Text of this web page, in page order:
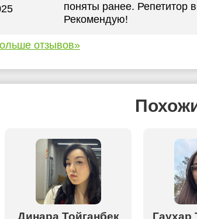
поняты ранее. Репетитор
Рекомендую!
отзывов»
Динара Тойганбек Гаухар